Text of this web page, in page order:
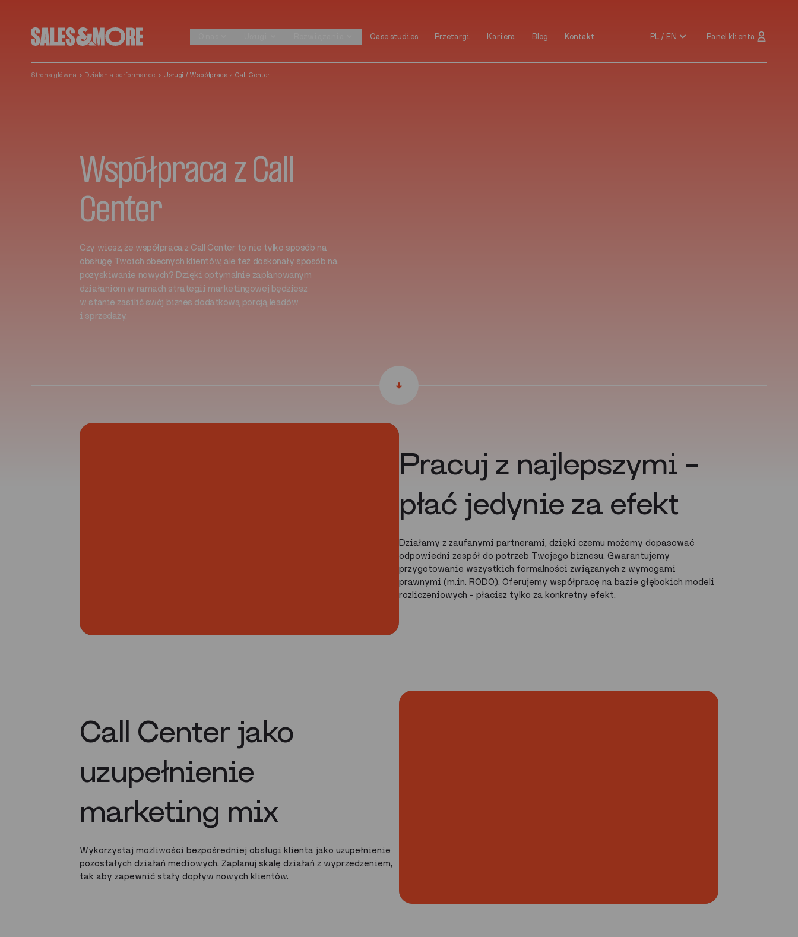
O nas
Usługi
Rozwiązania
Case studies
Przetargi
Kariera
Blog
Kontakt
PL / EN
Panel klienta
Strona główna Działania performance Usługi / Współpraca z Call Center
Współpraca z Call
Center
Czy wiesz, że współpraca z Call Center to nie tylko sposób na
obsługę Twoich obecnych klientów, ale też doskonały sposób na
pozyskiwanie nowych? Dzięki optymalnie zaplanowanym
działaniom w ramach strategii marketingowej będziesz
w stanie zasilić swój biznes dodatkową porcją leadów
i sprzedaży.
Pracuj z najlepszymi –
płać jedynie za efekt
Działamy z zaufanymi partnerami, dzięki czemu możemy dopasować
odpowiedni zespół do potrzeb Twojego biznesu. Gwarantujemy
przygotowanie wszystkich formalności związanych z wymogami
prawnymi (m.in. RODO). Oferujemy współpracę na bazie głębokich modeli
rozliczeniowych – płacisz tylko za konkretny efekt.
Call Center jako
uzupełnienie
marketing mix
Wykorzystaj możliwości bezpośredniej obsługi klienta jako uzupełnienie
pozostałych działań mediowych. Zaplanuj skalę działań z wyprzedzeniem,
tak aby zapewnić stały dopływ nowych klientów.